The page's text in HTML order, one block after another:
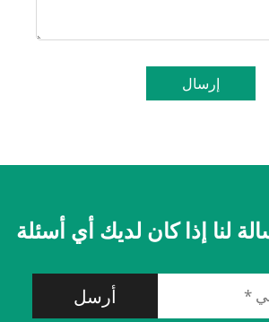
إرسال
لنا إذا كان لديك أي أسئلة
أرسل